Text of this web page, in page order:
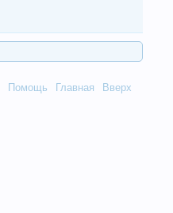
Помощь Главная Вверх